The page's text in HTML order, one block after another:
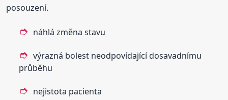
posouzení.
náhlá změna stavu
výrazná bolest neodpovídající dosavadnímu
průběhu
nejistota pacienta